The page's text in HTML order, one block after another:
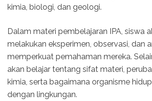
kimia, biologi, dan geologi.
Dalam materi pembelajaran IPA, siswa
melakukan eksperimen, observasi, dan
memperkuat pemahaman mereka.
akan belajar tentang sifat materi,
kimia, serta bagaimana organisme
dengan lingkungan.